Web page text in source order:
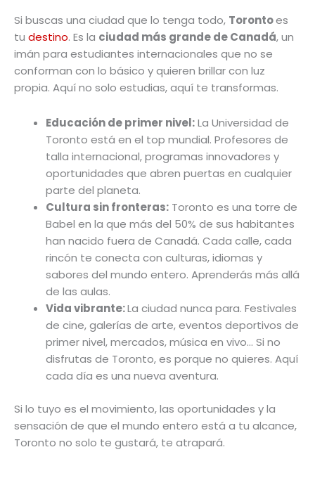
Si buscas una ciudad que lo tenga todo, Torontoes
tu destino. Es la ciudad más grande de Canadá, un
imán para estudiantes internacionales que no se
conforman con lo básico y quieren brillar con luz
propia. Aquí no solo estudias, aquí te transformas.
Educación de primer nivel:La Universidad de
Toronto está en el top mundial. Profesores de
talla internacional, programas innovadores y
oportunidades que abren puertas en cualquier
parte del planeta.
Cultura sin fronteras: Toronto es una torre de
Babel en la que más del 50% de sus habitantes
han nacido fuera de Canadá. Cada calle, cada
rincón te conecta con culturas, idiomas y
sabores del mundo entero. Aprenderás más allá
de las aulas.
Vida vibrante:La ciudad nunca para. Festivales
de cine, galerías de arte, eventos deportivos de
primer nivel, mercados, música en vivo… Si no
disfrutas de Toronto, es porque no quieres. Aquí
cada día es una nueva aventura.
Si lo tuyo es el movimiento, las oportunidades y la
sensación de que el mundo entero está a tu alcance,
Toronto no solo te gustará, te atrapará.